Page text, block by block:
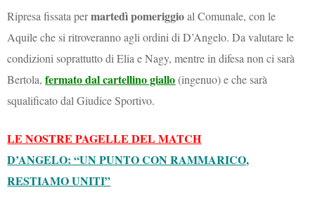
Ripresa fissata permartedì pomeriggioal Comunale, con le
Aquile che si ritroveranno agli ordini di D’Angelo. Da valutare le
condizioni soprattutto di Elia e Nagy, mentre in difesa non ci sarà
Bertola,fermato dal cartellino giallo(ingenuo) e che sarà
squalificato dal Giudice Sportivo.
LE NOSTRE PAGELLE DEL MATCH
D’ANGELO: “UN PUNTO CON RAMMARICO,
RESTIAMO UNITI”